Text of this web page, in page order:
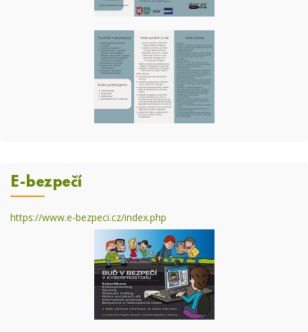
E-bezpečí
https://www.e-bezpeci.cz/index.php